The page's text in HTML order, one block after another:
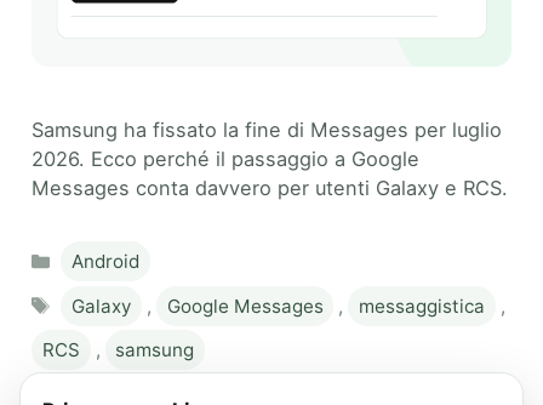
Samsung ha fissato la fine di Messages per luglio
2026. Ecco perché il passaggio a Google
Messages conta davvero per utenti Galaxy e RCS.
Categories
Android
Tags
Galaxy , Google Messages , messaggistica
,
RCS
,
samsung